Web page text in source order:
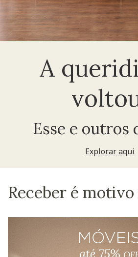
A
Esse e outros
Explorar aqui
Receber é